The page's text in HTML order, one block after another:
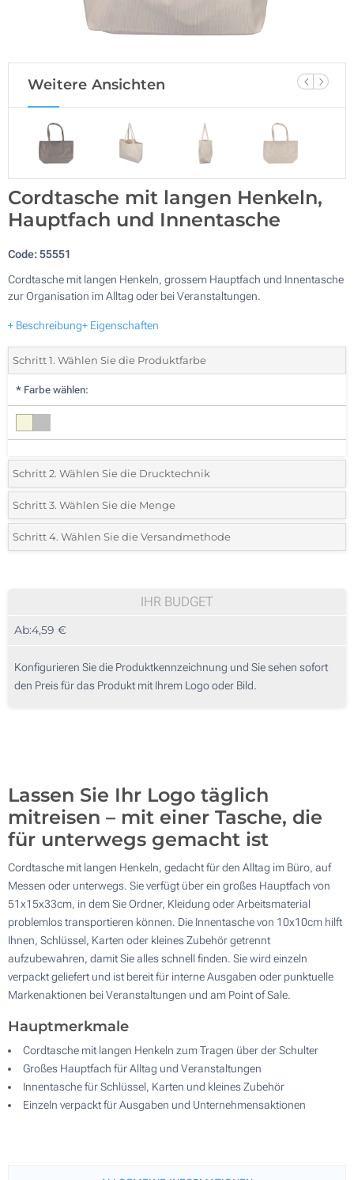
Weitere Ansichten
Cordtasche mit langen Henkeln,
Hauptfach und Innentasche
Code:55551
Cordtasche mit langen Henkeln, grossem Hauptfach und Innentasche
zur Organisation im Alltag oder bei Veranstaltungen.
+ Beschreibung+ Eigenschaften
Schritt 1. Wählen Sie die Produktfarbe
* Farbe wählen:
Schritt 2. Wählen Sie die Drucktechnik
*Wählen Sie die Druck- und Farbtechniken für Ihr Logo:
1 Farbig (Auf einer Seite)
3 Farbig (Auf einer Seite)
Vollfarb-Transferdruck (Auf einer Seite)
Schritt 3. Wählen Sie die Menge
*Bitte wählen Sie Ihre gewünschte Menge
20
100
Schritt 4. Wählen Sie die Versandmethode
IHR BUDGET
Ab:4,59 €
Konfigurieren Sie die Produktkennzeichnung und Sie sehen sofort
den Preis für das Produkt mit Ihrem Logo oder Bild.
Lassen Sie Ihr Logo täglich
mitreisen – mit einer Tasche, die
für unterwegs gemacht ist
Cordtasche mit langen Henkeln, gedacht für den Alltag im Büro, auf
Messen oder unterwegs. Sie verfügt über ein großes Hauptfach von
51x15x33cm, in dem Sie Ordner, Kleidung oder Arbeitsmaterial
problemlos transportieren können. Die Innentasche von 10x10cm hilft
Ihnen, Schlüssel, Karten oder kleines Zubehör getrennt
aufzubewahren, damit Sie alles schnell finden. Sie wird einzeln
verpackt geliefert und ist bereit für interne Ausgaben oder punktuelle
Markenaktionen bei Veranstaltungen und am Point of Sale.
Hauptmerkmale
Cordtasche mit langen Henkeln zum Tragen über der Schulter
Großes Hauptfach für Alltag und Veranstaltungen
Innentasche für Schlüssel, Karten und kleines Zubehör
Einzeln verpackt für Ausgaben und Unternehmensaktionen